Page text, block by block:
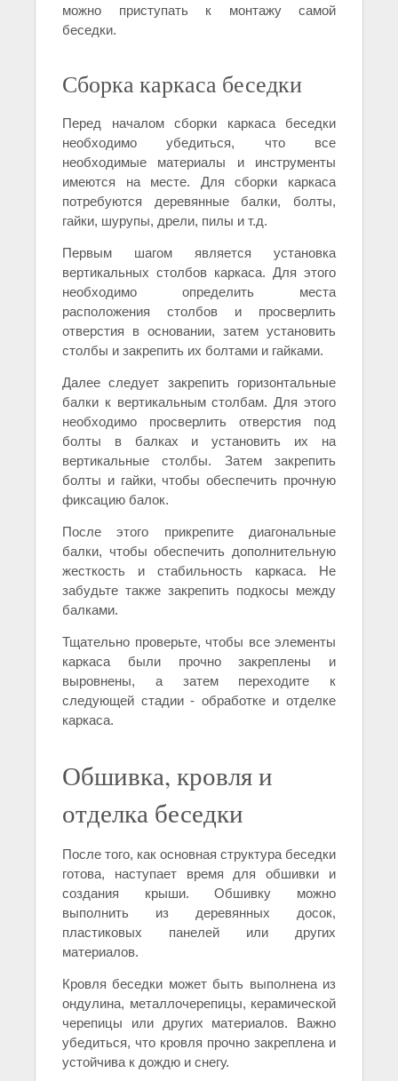
можно приступать к монтажу самой
беседки.
Сборка каркаса беседки
Перед началом сборки каркаса беседки
необходимо убедиться, что все
необходимые материалы и инструменты
имеются на месте. Для сборки каркаса
потребуются деревянные балки, болты,
гайки, шурупы, дрели, пилы и т.д.
Первым шагом является установка
вертикальных столбов каркаса. Для этого
необходимо определить места
расположения столбов и просверлить
отверстия в основании, затем установить
столбы и закрепить их болтами и гайками.
Далее следует закрепить горизонтальные
балки к вертикальным столбам. Для этого
необходимо просверлить отверстия под
болты в балках и установить их на
вертикальные столбы. Затем закрепить
болты и гайки, чтобы обеспечить прочную
фиксацию балок.
После этого прикрепите диагональные
балки, чтобы обеспечить дополнительную
жесткость и стабильность каркаса. Не
забудьте также закрепить подкосы между
балками.
Тщательно проверьте, чтобы все элементы
каркаса были прочно закреплены и
выровнены, а затем переходите к
следующей стадии - обработке и отделке
каркаса.
Обшивка, кровля и
отделка беседки
После того, как основная структура беседки
готова, наступает время для обшивки и
создания крыши. Обшивку можно
выполнить из деревянных досок,
пластиковых панелей или других
материалов.
Кровля беседки может быть выполнена из
ондулина, металлочерепицы, керамической
черепицы или других материалов. Важно
убедиться, что кровля прочно закреплена и
устойчива к дождю и снегу.